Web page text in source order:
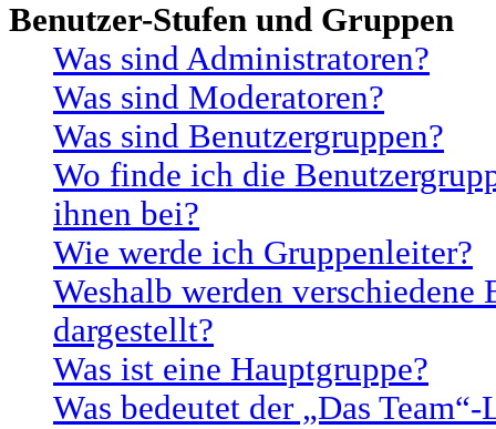
Benutzer-Stufen und Gruppen
Was sind Administratoren?
Was sind Moderatoren?
Was sind Benutzergruppen?
Wo finde ich die
ihnen bei?
Wie werde ich Gruppenleiter?
Weshalb werden verschiedene
dargestellt?
Was ist eine Hauptgruppe?
Was bedeutet der „Das